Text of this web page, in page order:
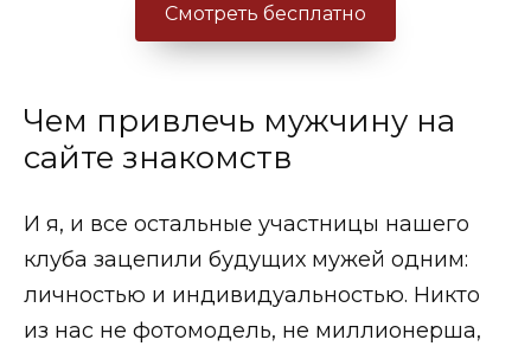
Смотреть бесплатно
Чем привлечь мужчину на
сайте знакомств
И я, и все остальные участницы нашего
клуба зацепили будущих мужей одним:
личностью и индивидуальностью. Никто
из нас не фотомодель, не миллионерша,